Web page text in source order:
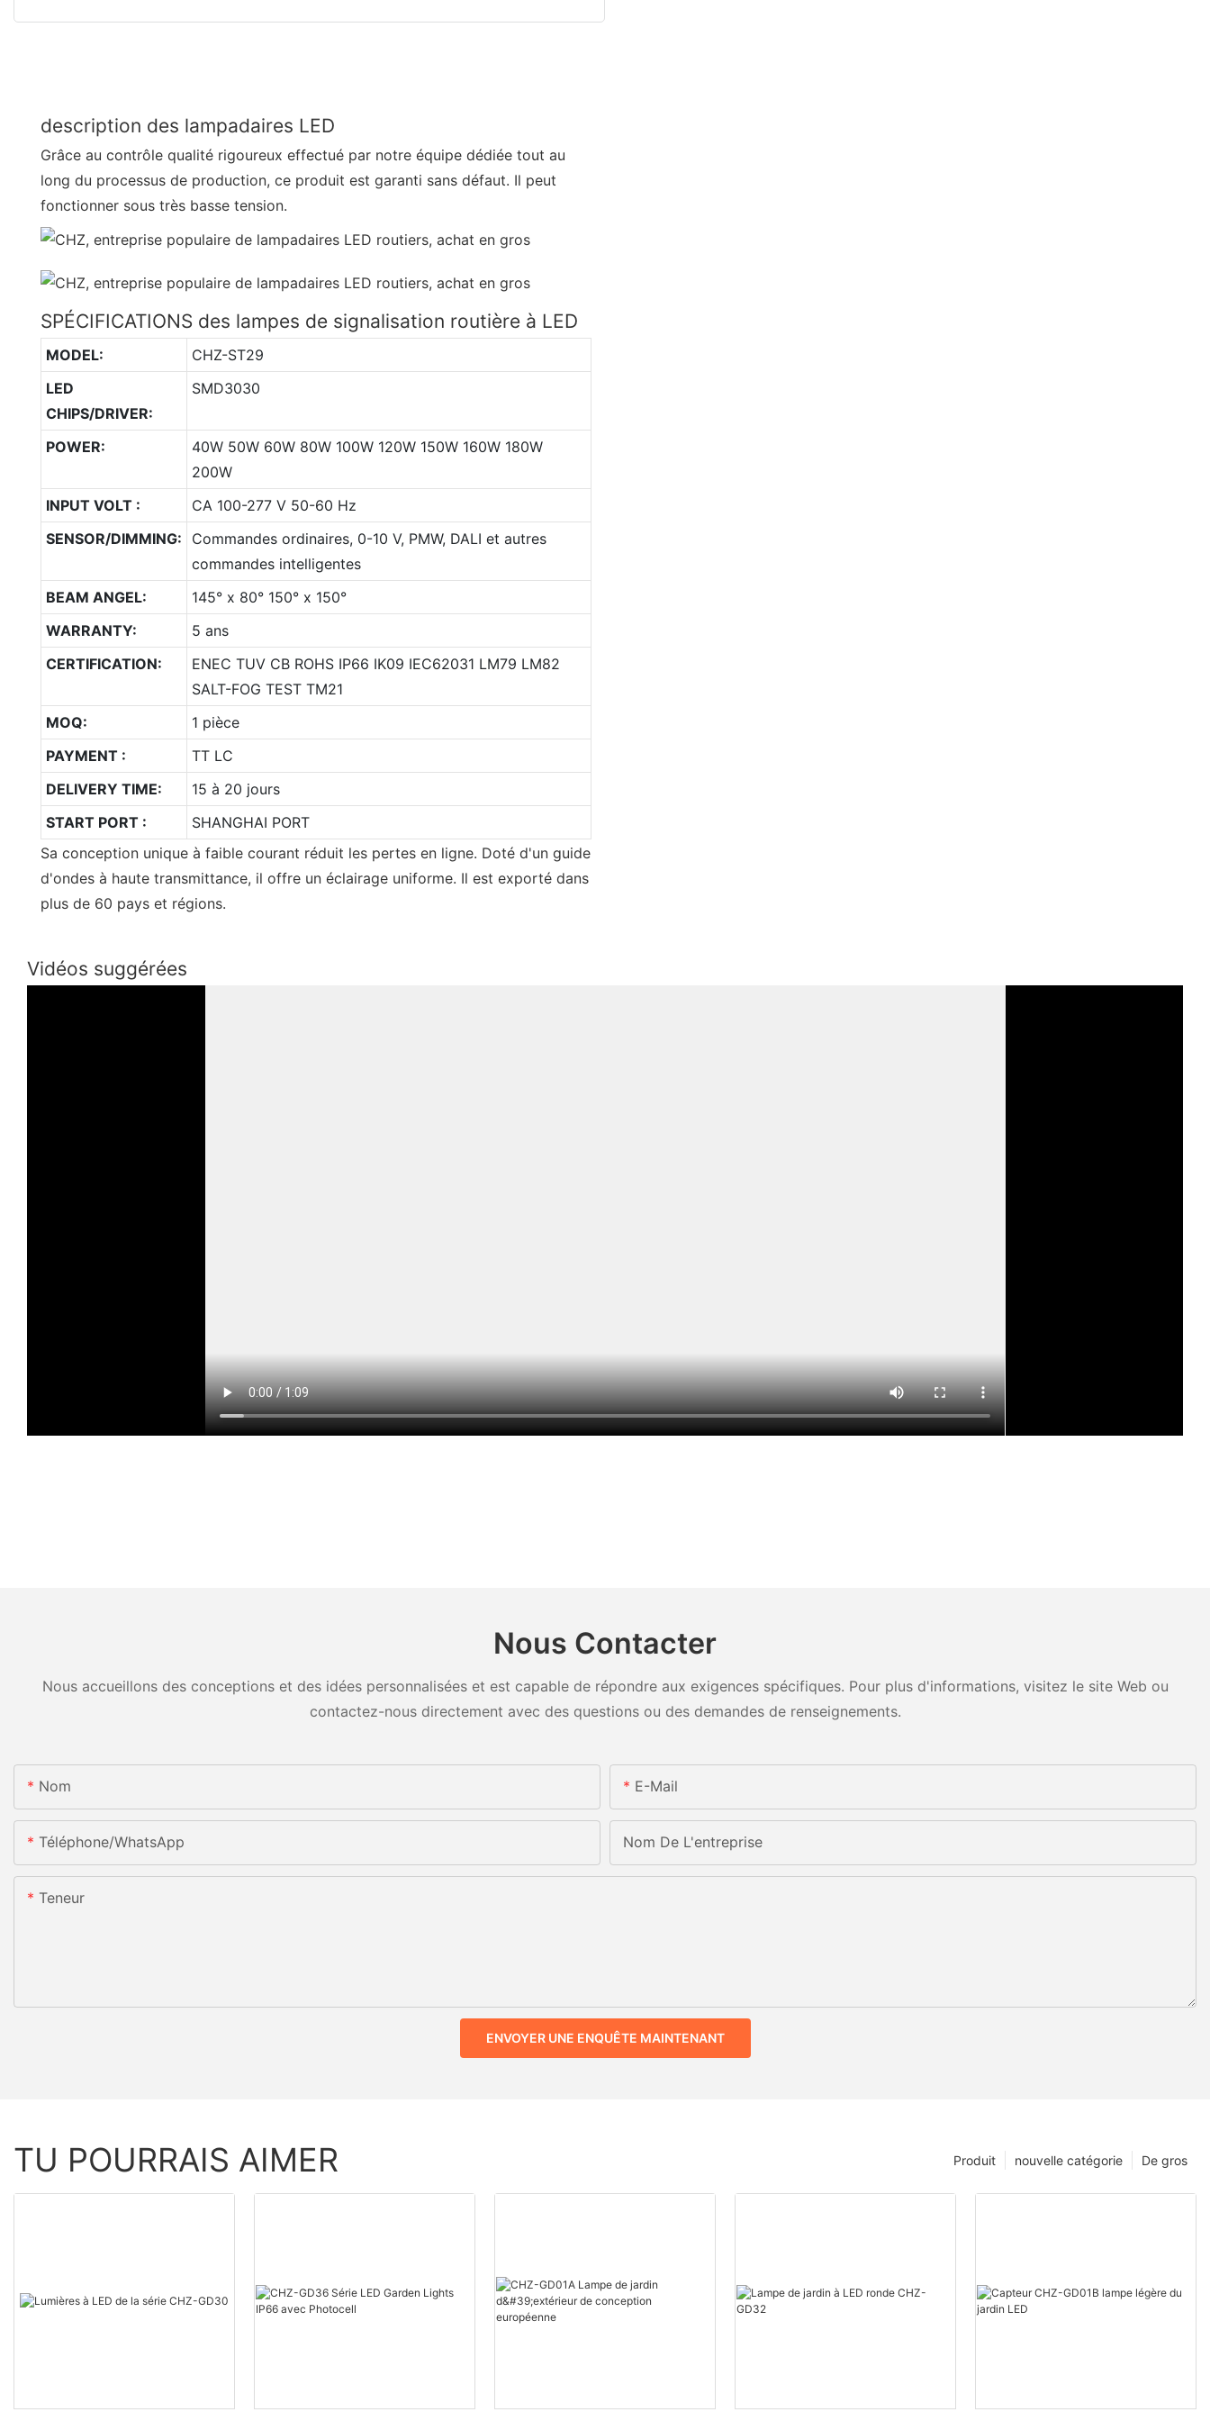
description des lampadaires LED
Grâce au contrôle qualité rigoureux effectué par notre équipe dédiée tout au
long du processus de production, ce produit est garanti sans défaut. Il peut
fonctionner sous très basse tension.
SPÉCIFICATIONS des lampes de signalisation routière à LED
MODEL:
CHZ-ST29
LED
CHIPS/DRIVER:
SMD3030
POWER:
40W 50W 60W 80W 100W 120W 150W 160W 180W
200W
INPUT VOLT :
CA 100-277 V 50-60 Hz
SENSOR/DIMMING:
Commandes ordinaires, 0-10 V, PMW, DALI et autres
commandes intelligentes
BEAM ANGEL:
145° x 80° 150° x 150°
WARRANTY:
5 ans
CERTIFICATION:
ENEC TUV CB ROHS IP66 IK09 IEC62031 LM79 LM82
SALT-FOG TEST TM21
MOQ:
1 pièce
PAYMENT :
TT LC
DELIVERY TIME:
15 à 20 jours
START PORT :
SHANGHAI PORT
Sa conception unique à faible courant réduit les pertes en ligne. Doté d'un guide
d'ondes à haute transmittance, il offre un éclairage uniforme. Il est exporté dans
plus de 60 pays et régions.
Vidéos suggérées
Nous Contacter
Nous accueillons des conceptions et des idées personnalisées et est capable de répondre aux exigences spécifiques. Pour plus d'informations, visitez le site Web ou
contactez-nous directement avec des questions ou des demandes de renseignements.
Nom E-Mail
Téléphone/WhatsApp Nom De L'entreprise
Teneur
ENVOYER UNE ENQUÊTE MAINTENANT
TU POURRAIS AIMER De gros
nouvelle catégorie
Produit